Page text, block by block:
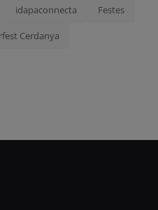
idapaconnecta Festes
Cerdanya